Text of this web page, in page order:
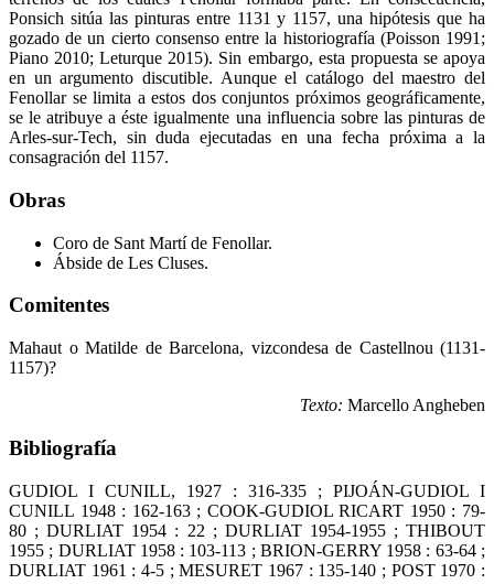
Ponsich sitúa las pinturas entre 1131 y 1157, una hipótesis que ha
gozado de un cierto consenso entre la historiografía (Poisson 1991;
Piano 2010; Leturque 2015). Sin embargo, esta propuesta se apoya
en un argumento discutible. Aunque el catálogo del maestro del
Fenollar se limita a estos dos conjuntos próximos geográficamente,
se le atribuye a éste igualmente una influencia sobre las pinturas de
Arles-sur-Tech, sin duda ejecutadas en una fecha próxima a la
consagración del 1157.
Obras
Coro de Sant Martí de Fenollar.
Ábside de Les Cluses.
Comitentes
Mahaut o Matilde de Barcelona, vizcondesa de Castellnou (1131-
1157)?
Texto: Marcello Angheben
Bibliografía
GUDIOL I CUNILL, 1927 : 316-335 ; PIJOÁN-GUDIOL I
CUNILL 1948 : 162-163 ; COOK-GUDIOL RICART 1950 : 79-
80 ; DURLIAT 1954 : 22 ; DURLIAT 1954-1955 ; THIBOUT
1955 ; DURLIAT 1958 : 103-113 ; BRION-GERRY 1958 : 63-64 ;
DURLIAT 1961 : 4-5 ; MESURET 1967 : 135-140 ; POST 1970 :